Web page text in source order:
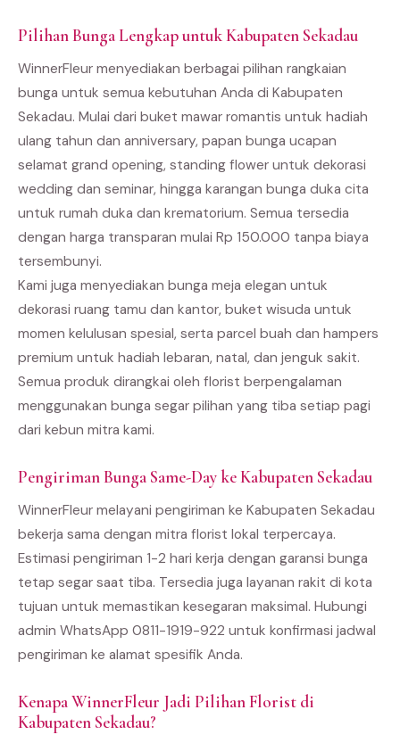
Pilihan Bunga Lengkap untuk Kabupaten Sekadau
WinnerFleur menyediakan berbagai pilihan rangkaian
bunga untuk semua kebutuhan Anda di Kabupaten
Sekadau. Mulai dari buket mawar romantis untuk hadiah
ulang tahun dan anniversary, papan bunga ucapan
selamat grand opening, standing flower untuk dekorasi
wedding dan seminar, hingga karangan bunga duka cita
untuk rumah duka dan krematorium. Semua tersedia
dengan harga transparan mulai Rp 150.000 tanpa biaya
tersembunyi.
Kami juga menyediakan bunga meja elegan untuk
dekorasi ruang tamu dan kantor, buket wisuda untuk
momen kelulusan spesial, serta parcel buah dan hampers
premium untuk hadiah lebaran, natal, dan jenguk sakit.
Semua produk dirangkai oleh florist berpengalaman
menggunakan bunga segar pilihan yang tiba setiap pagi
dari kebun mitra kami.
Pengiriman Bunga Same-Day ke Kabupaten Sekadau
WinnerFleur melayani pengiriman ke Kabupaten Sekadau
bekerja sama dengan mitra florist lokal terpercaya.
Estimasi pengiriman 1-2 hari kerja dengan garansi bunga
tetap segar saat tiba. Tersedia juga layanan rakit di kota
tujuan untuk memastikan kesegaran maksimal. Hubungi
admin WhatsApp 0811-1919-922 untuk konfirmasi jadwal
pengiriman ke alamat spesifik Anda.
Kenapa WinnerFleur Jadi Pilihan Florist di
Kabupaten Sekadau?